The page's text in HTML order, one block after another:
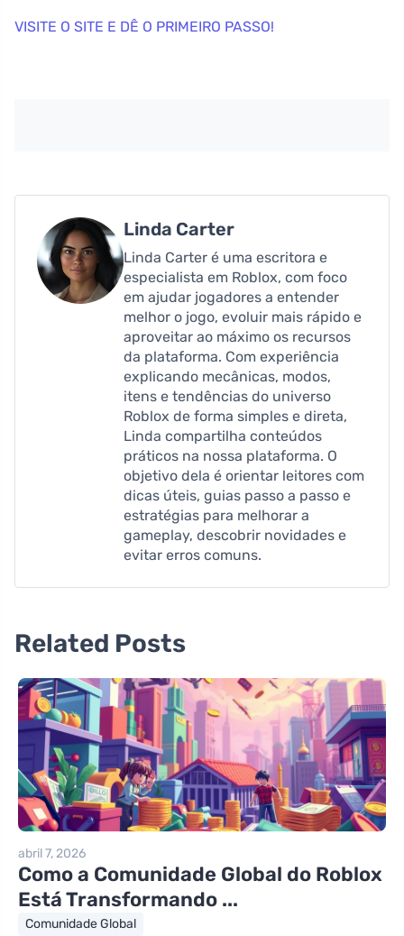
VISITE O SITE E DÊ O PRIMEIRO PASSO!
Linda Carter
Linda Carter é uma escritora e
especialista em Roblox, com foco
em ajudar jogadores a entender
melhor o jogo, evoluir mais rápido e
aproveitar ao máximo os recursos
da plataforma. Com experiência
explicando mecânicas, modos,
itens e tendências do universo
Roblox de forma simples e direta,
Linda compartilha conteúdos
práticos na nossa plataforma. O
objetivo dela é orientar leitores com
dicas úteis, guias passo a passo e
estratégias para melhorar a
gameplay, descobrir novidades e
evitar erros comuns.
Related Posts
abril 7, 2026
Como a Comunidade Global do Roblox
Está Transformando ...
Comunidade Global